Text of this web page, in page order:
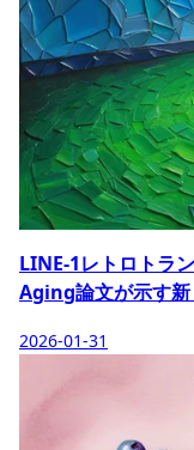
LINE-1レトロトラ
Aging論文が示す新
2026-01-31